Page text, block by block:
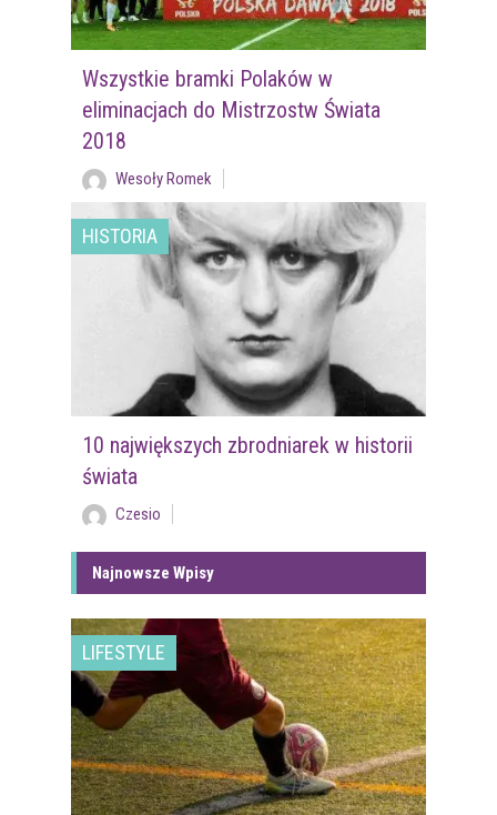
Wszystkie bramki Polaków w
eliminacjach do Mistrzostw Świata
2018
Wesoły Romek
HISTORIA
10 największych zbrodniarek w historii
świata
Czesio
Najnowsze Wpisy
LIFESTYLE